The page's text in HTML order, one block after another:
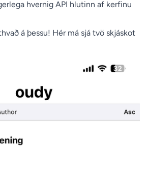
hvernig API hlutinn af kerfinu
á þessu! Hér má sjá tvö skjáskot